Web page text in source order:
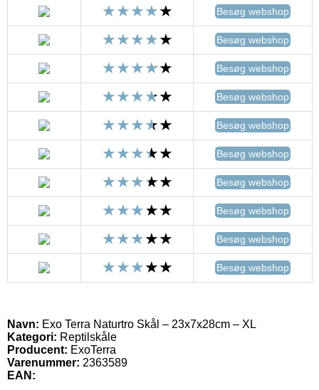
Besøg webshop
Besøg webshop
Besøg webshop
Besøg webshop
Besøg webshop
Besøg webshop
Besøg webshop
Besøg webshop
Besøg webshop
Besøg webshop
Navn: Exo Terra Naturtro Skål – 23x7x28cm – XL
Kategori: Reptilskåle
Producent: ExoTerra
Varenummer: 2363589
EAN: